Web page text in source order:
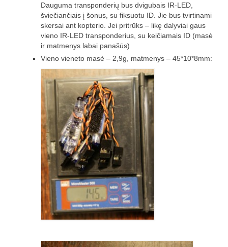
Lėktuvų susitikimų taisyklės/dažnių lentelė
LT-FPV
LT-FPV Komanda
Komandos logo
Nuorodos
Draugai
Archyvas
2016 Pirmos lenktynės
Taisyklės
Trasos schema
Media
Rezultatai
Dauguma transponderių bus dvigubais IR-LED,
šviečiančiais į šonus, su fiksuotu ID. Jie bus tvirtinami
skersai ant kopterio. Jei pritrūks – likę dalyviai gaus
vieno IR-LED transponderius, su keičiamais ID (masė
ir matmenys labai panašūs)
Vieno vieneto masė – 2,9g, matmenys – 45*10*8mm: